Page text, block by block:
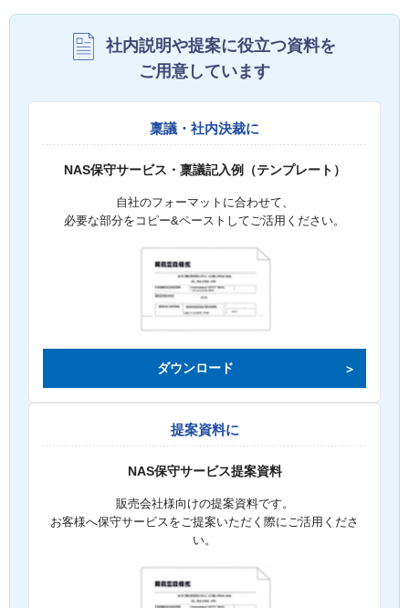
社内説明や提案に役立つ資料を
ご用意しています
稟議・社内決裁に
NAS保守サービス・稟議記入例（テンプレート）
自社のフォーマットに合わせて、
必要な部分をコピー&ペーストしてご活用ください。
ダウンロード
提案資料に
NAS保守サービス提案資料
販売会社様向けの提案資料です。
お客様へ保守サービスをご提案いただく際にご活用くださ
い。